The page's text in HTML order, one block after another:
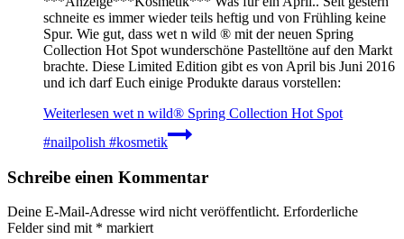
schneite es immer wieder teils heftig und von Frühling keine
Spur. Wie gut, dass wet n wild ® mit der neuen Spring
Collection Hot Spot wunderschöne Pastelltöne auf den Markt
brachte. Diese Limited Edition gibt es von April bis Juni 2016
und ich darf Euch einige Produkte daraus vorstellen:
Weiterlesen wet n wild® Spring Collection Hot Spot
#nailpolish #kosmetik
Schreibe einen Kommentar
Deine E-Mail-Adresse wird nicht veröffentlicht. Erforderliche
Felder sind mit * markiert